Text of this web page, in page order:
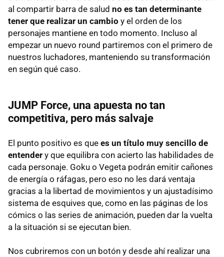
al compartir barra de salud no es tan determinante
tener que realizar un cambio y el orden de los
personajes mantiene en todo momento. Incluso al
empezar un nuevo round partiremos con el primero de
nuestros luchadores, manteniendo su transformación
en según qué caso.
JUMP Force, una apuesta no tan
competitiva, pero más salvaje
El punto positivo es que es un título muy sencillo de
entender y que equilibra con acierto las habilidades de
cada personaje. Goku o Vegeta podrán emitir cañones
de energía o ráfagas, pero eso no les dará ventaja
gracias a la libertad de movimientos y un ajustadísimo
sistema de esquives que, como en las páginas de los
cómics o las series de animación, pueden dar la vuelta
a la situación si se ejecutan bien.
Nos cubriremos con un botón y desde ahí realizar una